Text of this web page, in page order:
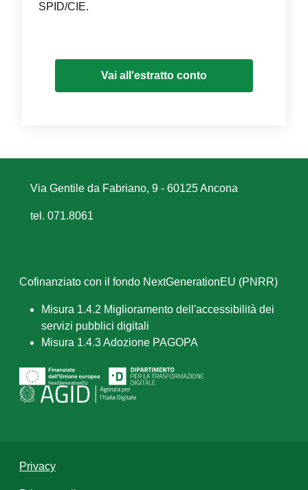
SPID/CIE.
Vai all'estratto conto
Via Gentile da Fabriano, 9 - 60125 Ancona
tel. 071.8061
Cofinanziato con il fondo NextGenerationEU (PNRR)
Misura 1.4.2 Miglioramento dell'accessibilità dei
servizi pubblici digitali
Misura 1.4.3 Adozione PAGOPA
Privacy